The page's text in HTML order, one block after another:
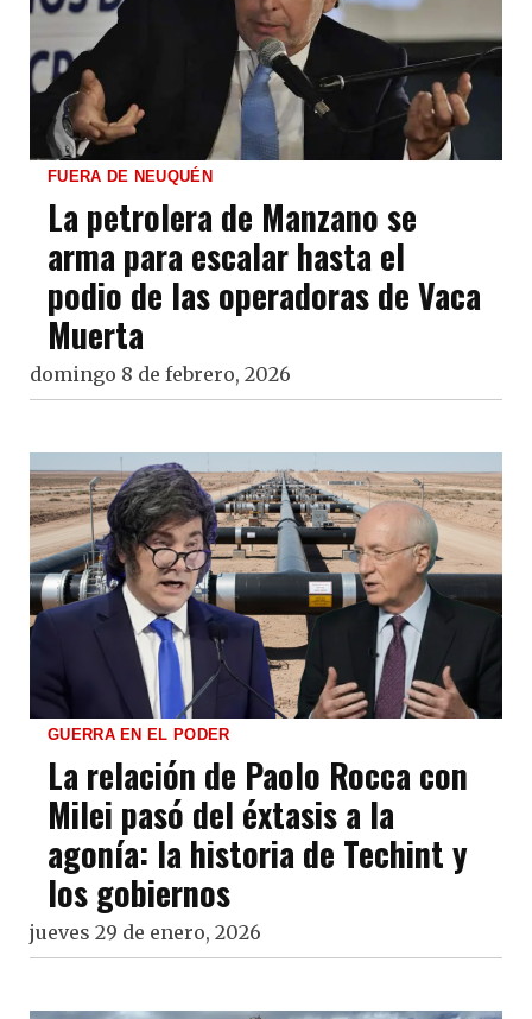
FUERA DE NEUQUÉN
La petrolera de Manzano se
arma para escalar hasta el
podio de las operadoras de Vaca
Muerta
domingo 8 de febrero, 2026
GUERRA EN EL PODER
La relación de Paolo Rocca con
Milei pasó del éxtasis a la
agonía: la historia de Techint y
los gobiernos
jueves 29 de enero, 2026